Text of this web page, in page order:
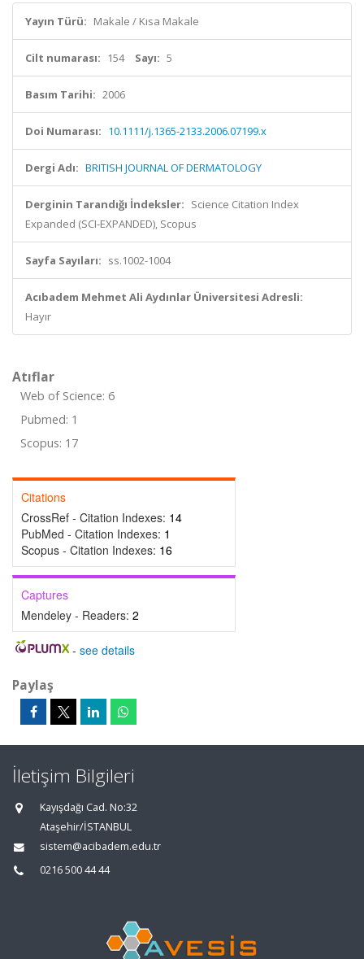
Yayın Türü: Makale / Kısa Makale
Cilt numarası: 154 Sayı: 5
Basım Tarihi: 2006
Doi Numarası: 10.1111/j.1365-2133.2006.07199.x
Dergi Adı: BRITISH JOURNAL OF DERMATOLOGY
Derginin Tarandığı İndeksler: Science Citation Index
Expanded (SCI-EXPANDED), Scopus
Sayfa Sayıları: ss.1002-1004
Acıbadem Mehmet Ali Aydınlar Üniversitesi Adresli:
Hayır
Atıflar
Web of Science: 6
Pubmed: 1
Scopus: 17
Citations
CrossRef - Citation Indexes: 14
PubMed - Citation Indexes: 1
Scopus - Citation Indexes: 16
Captures
Mendeley - Readers: 2
- see details
Paylaş
İletişim Bilgileri
Kayışdağı Cad. No:32
Ataşehir/İSTANBUL
sistem@acibadem.edu.tr
0216 500 44 44